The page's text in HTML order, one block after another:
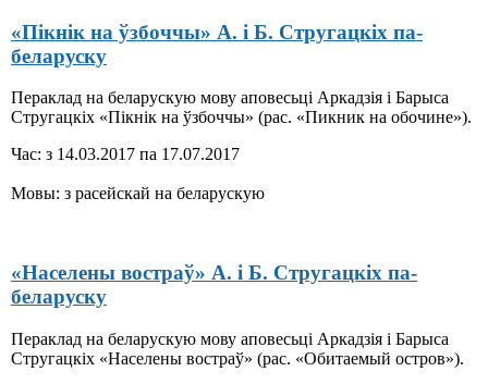
«Пікнік на ўзбоччы» А. і Б. Стругацкіх па-
беларуску
Пераклад на беларускую мову аповесьці Аркадзія і Барыса
Стругацкіх «Пікнік на ўзбоччы» (рас. «Пикник на обочине»).
Час: з 14.03.2017 па 17.07.2017
Мовы: з расейскай на беларускую
«Населены востраў» А. і Б. Стругацкіх па-
беларуску
Пераклад на беларускую мову аповесьці Аркадзія і Барыса
Стругацкіх «Населены востраў» (рас. «Обитаемый остров»).